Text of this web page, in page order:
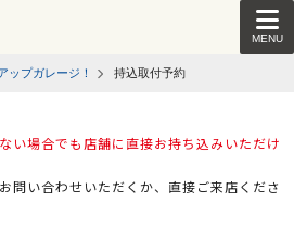
MENU
ップガレージ！ 持込取付予約
い場合でも店舗に直接お持ち込みいただけ
問い合わせいただくか、直接ご来店くださ